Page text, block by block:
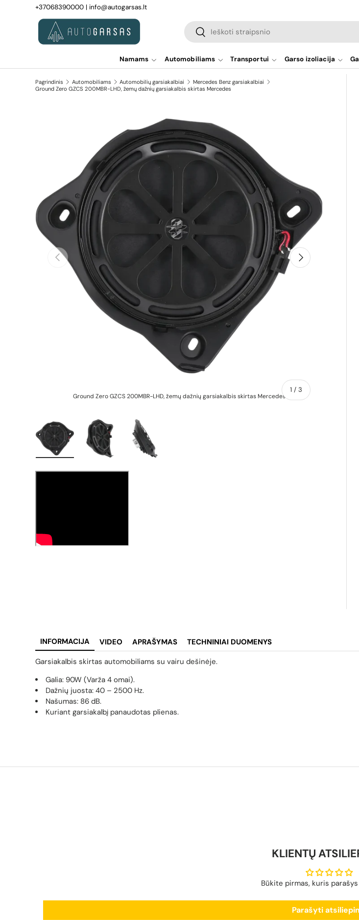
Pereiti prie turinio
+37068390000 | info@autogarsas.lt
Paieška
Paieška
Namams Automobiliams Transportui Garso izoliacija
Pagrindinis Automobiliams Automobilių garsiakalbiai
Mercedes Benz garsiakalbiai
Ground Zero GZCS 200MBR-LHD, žemų dažnių garsiakalbis skirtas Mercedes
Ground Zero GZCS 200MBR-LHD, žemų dažnių garsiakalbis skirtas Mercedes
Ankstesnis
1 / apie
3
Kitas
INFORMACIJA VIDEO APRAŠYMAS TECHNINIAI DUOMENYS
Garsiakalbis skirtas automobiliams su vairu dešinėje.
Galia: 90W (Varža 4 omai).
Dažnių juosta: 40 – 2500 Hz.
Našumas: 86 dB.
Kuriant garsiakalbį panaudotas plienas.
KLIENTŲ
Būkite pirmas, kuris
Parašyti